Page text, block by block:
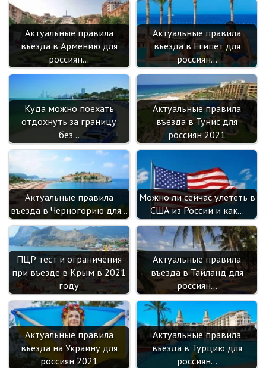
Актуальные правила
въезда в Армению для
россиян…
Актуальные правила
въезда в Египет для
россиян…
Куда можно поехать
отдохнуть за границу
без…
Актуальные правила
въезда в Тунис для
россиян 2021
Актуальные правила
въезда в Черногорию для…
Можно ли сейчас улететь в
США из России и как…
ПЦР тест и ограничения
при въезде в Крым в 2021
году
Актуальные правила
въезда в Тайланд для
россиян…
Актуальные правила
въезда на Украину для
россиян 2021
Актуальные правила
въезда в Турцию для
россиян…